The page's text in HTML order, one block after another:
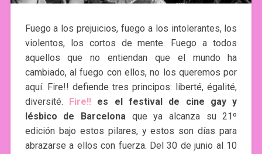
Fuego a los prejuicios, fuego a los intolerantes, los
violentos, los cortos de mente. Fuego a todos
aquellos que no entiendan que el mundo ha
cambiado, al fuego con ellos, no los queremos por
aquí. Fire!! defiende tres principos: liberté, égalité,
diversité.
Fire!!es el festival de cine gay y
lésbico de Barcelona que ya alcanza su 21º
edición bajo estos pilares, y estos son días para
abrazarse a ellos con fuerza. Del 30 de junio al 10